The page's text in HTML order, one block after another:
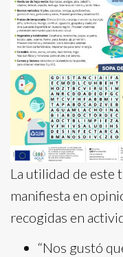
La utilidad de este
manifiesta en
recogidas en
“Nos gustó